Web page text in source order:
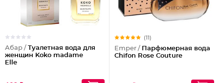
Абар / Туалетная вода для
женщин Koko madame
Elle
(11)
Emper / Парфюмерная вода
Chifon Rose Couture